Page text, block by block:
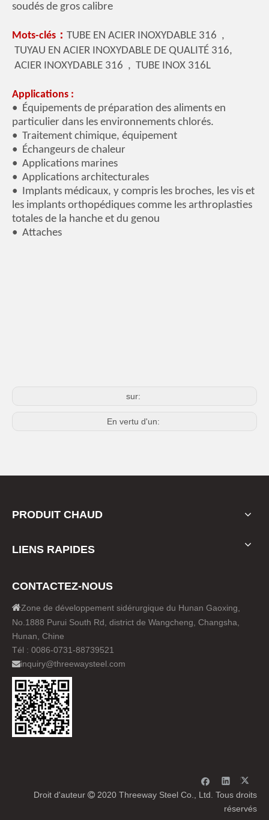
soudés de gros calibre
Mots-clés： TUBE EN ACIER INOXYDABLE 316 ,
TUYAU EN ACIER INOXYDABLE DE QUALITÉ 316,
ACIER INOXYDABLE 316 , TUBE INOX 316L
Applications :
• Équipements de préparation des aliments en
particulier dans les environnements chlorés.
• Traitement chimique, équipement
• Échangeurs de chaleur
• Applications marines
• Applications architecturales
• Implants médicaux, y compris les broches, les vis et
les implants orthopédiques comme les arthroplasties
totales de la hanche et du genou
• Attaches
sur:
En vertu d'un:
PRODUIT CHAUD
LIENS RAPIDES
CONTACTEZ-NOUS
Zone de développement sidérurgique du Hunan Gaoxing,
No.1888 Purui South Rd, district de Wangcheng, Changsha,
Hunan, Chine
Tél : 0086-0731-88739521
inquiry@threewaysteel.com
Droit d'auteur  2020 Threeway Steel Co., Ltd. Tous droits
réservés